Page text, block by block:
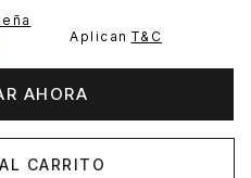
Aplican T&C
AHORA
CARRITO